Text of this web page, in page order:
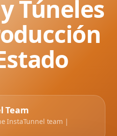
Túneles
Team
InstaTunnel team |